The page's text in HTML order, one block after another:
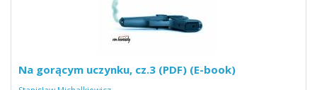
Na gorącym uczynku, cz.3 (PDF) (E-book)